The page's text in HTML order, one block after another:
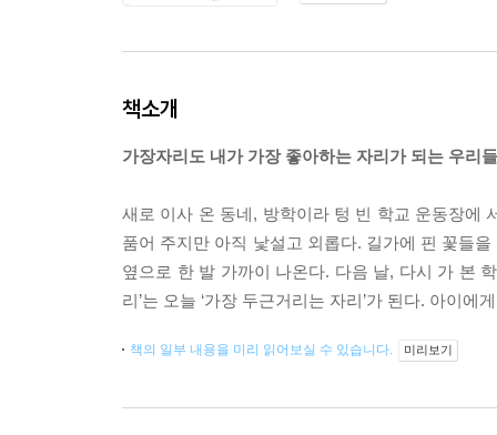
책소개
가장자리도 내가 가장 좋아하는 자리가 되는 우리
새로 이사 온 동네, 방학이라 텅 빈 학교 운동장에
품어 주지만 아직 낯설고 외롭다. 길가에 핀 꽃들
옆으로 한 발 가까이 나온다. 다음 날, 다시 가 본
리’는 오늘 ‘가장 두근거리는 자리’가 된다. 아이
책의 일부 내용을 미리 읽어보실 수 있습니다. 미리보기